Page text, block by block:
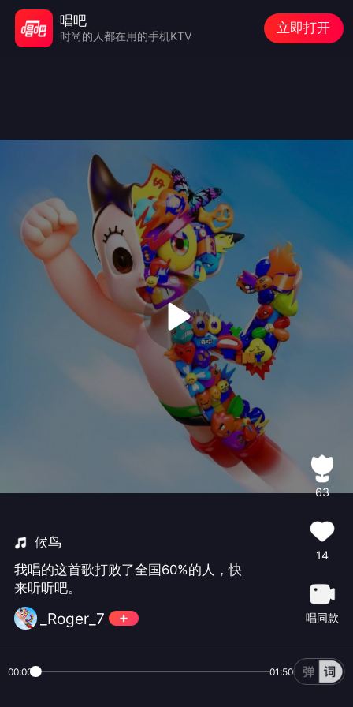
候鸟
我唱的这首歌打败了全国60%的人，快
来听听吧。
_Roger_7
63
14
唱同款
00:00 01:50
唱吧
时尚的人都在用的手机KTV
立即打开